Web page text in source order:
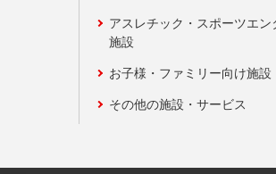
アスレチック・スポーツエン
施設
お子様・ファミリー向け施設
その他の施設・サービス